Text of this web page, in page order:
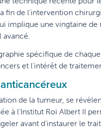
fin de l’intervention
implique une vingtaine
avancé.
spécifique de
et l’intérêt de
de la tumeur, se
à l’Institut Roi Albert II
avant d’instaurer le